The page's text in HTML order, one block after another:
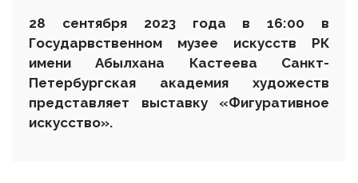
28 сентября 2023 года в 16:00 в
Государвственном музее искусств РК
имени Абылхана Кастеева Санкт-
Петербургская академия художеств
представляет выставку «Фигуративное
искусство».